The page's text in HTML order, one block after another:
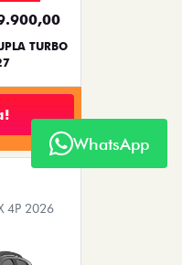
TURBO
4P 2026
WhatsApp